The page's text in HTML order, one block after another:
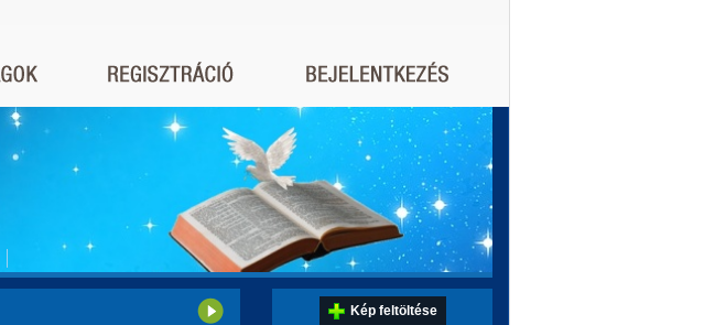
Kép feltöltése